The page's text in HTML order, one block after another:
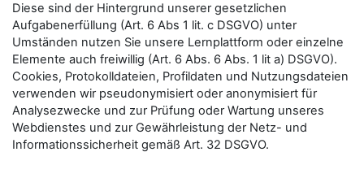
Diese sind der Hintergrund unserer gesetzlichen
Aufgabenerfüllung (Art. 6 Abs 1 lit. c DSGVO) unter
Umständen nutzen Sie unsere Lernplattform oder einzelne
Elemente auch freiwillig (Art. 6 Abs. 6 Abs. 1 lit a) DSGVO).
Cookies, Protokolldateien, Profildaten und Nutzungsdateien
verwenden wir pseudonymisiert oder anonymisiert für
Analysezwecke und zur Prüfung oder Wartung unseres
Webdienstes und zur Gewährleistung der Netz- und
Informationssicherheit gemäß Art. 32 DSGVO.